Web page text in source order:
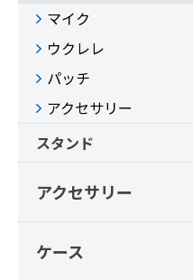
マイク
ウクレレ
パッチ
アクセサリー
スタンド
アクセサリー
ケース